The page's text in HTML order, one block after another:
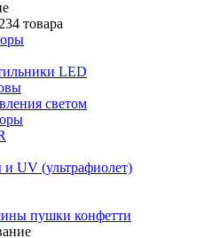
234 товара
LED
светом
UV (ультрафиолет)
пушки конфетти